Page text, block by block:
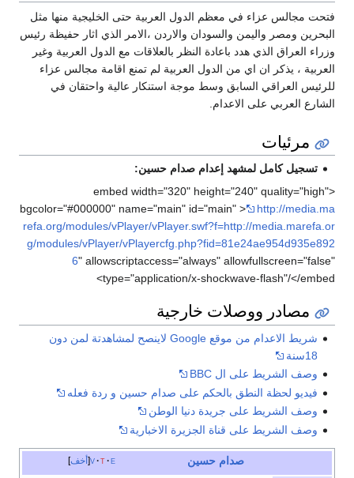
فتحت مجالس عزاء في معظم الدول العربية حتى الخليجية منها مثل
البحرين ومصر واليمن والسودان والاردن ،الامر الذي اثار حفيظة رئيس
وزراء العراق الذي هدد باعادة النظر بالعلاقات مع الدول العربية وغير
العربية ، يذكر ان اي من الدول العربية لم تمنع اقامة مجالس عزاء
للرئيس العراقي السابق وسط موجة استنكار عالية واحتقان في
الشارع العربي على الاعدام.
مرئيات
تسجيل كامل لمشهد إعدام صدام حسين:
<embed width="320" height="240" quality="high"
bgcolor="#000000" name="main" id="main" >
http://media.ma
refa.org/modules/vPlayer/vPlayer.swf?f=http://media.marefa.or
g/modules/vPlayer/vPlayercfg.php?fid=81e24ae954d935e892
6" allowscriptaccess="always" allowfullscreen="false"
type="application/x-shockwave-flash"/</embed>
مصادر ووصلات خارجية
شريط الاعدام من موقع Google لاينصح لمشاهدتة لمن دون
18سنة
وصف الشريط على ال BBC
فيديو لحظة النطق بالحكم على صدام حسين و ردة فعله
وصف الشريط على جريدة دنيا الوطن
وصف الشريط على قناة الجزيرة الاخبارية
أخف v t e صدام حسين